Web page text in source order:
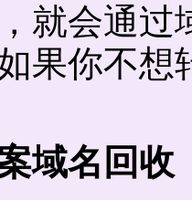
就会通过
果你不
域名回收